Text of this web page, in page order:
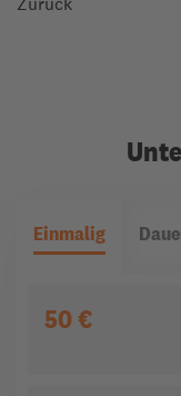
Einmalig
50 €